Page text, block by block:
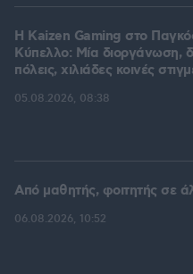
H Kaizen Gaming στο
Kύπελλο: Μία διοργάνωση,
πόλεις, χιλιάδες κοινές
05.08.2026, 08:38
Από μαθητής, φοιτητής σε
06.08.2026, 10:52